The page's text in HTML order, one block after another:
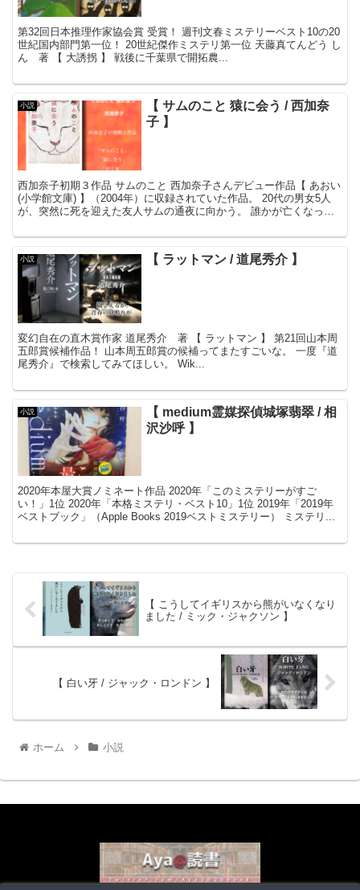
第32回日本推理作家協会賞 受賞！ 週刊文春ミステリーベスト10の20
世紀国内部門第一位！ 20世紀傑作ミステリ第一位 天藤真てんどう し
ん 著 【 大誘拐 】 戦後に千葉県で開拓農...
小説
【 サムのこと 猿に会う / 西加奈
子 】
西加奈子初期３作品 サムのこと 西加奈子さんデビュー作品【 あおい
(小学館文庫) 】（2004年）に収録されていた作品。 20代の男女5人
が、突然に死を迎えた友人サムの通夜に向かう。 誰かが亡くなっ
小説 【 ラットマン / 道尾秀介 】
変幻自在の直木賞作家 道尾秀介 著 【 ラットマン 】 第21回山本周
五郎賞候補作品！ 山本周五郎賞の候補ってまたすごいな。 一度『道
尾秀介』で検索してみてほしい。 Wik...
小説
【 medium霊媒探偵城塚翡翠 / 相
沢沙呼 】
2020年本屋大賞ノミネート作品 2020年「このミステリーがすご
い！」1位 2020年「本格ミステリ・ベスト10」1位 2019年「2019年
ベストブック」（Apple Books 2019ベストミステリー） ミステリ...
【 こうしてイギリスから熊がいなくなり
ました / ミック・ジャクソン 】
【 白い牙 / ジャック・ロンドン 】
ホーム 小説